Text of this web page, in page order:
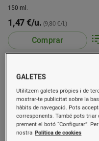
150 ml.
1,47 €/u. (9,80 €/l.)
Comprar
GALETES
Utilitzem galetes pròpies i de
mostrar-te publicitat sobre la
hàbits de navegació. Pots
corresponents. També pots
prement el botó “Configurar”.
nostra Política de cookies